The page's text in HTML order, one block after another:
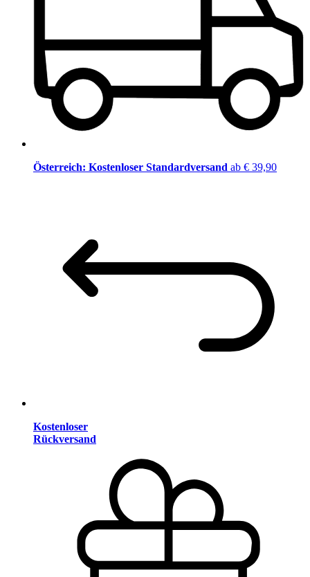
Österreich: Kostenloser Standardversand ab € 39,90
Kostenloser
Rückversand